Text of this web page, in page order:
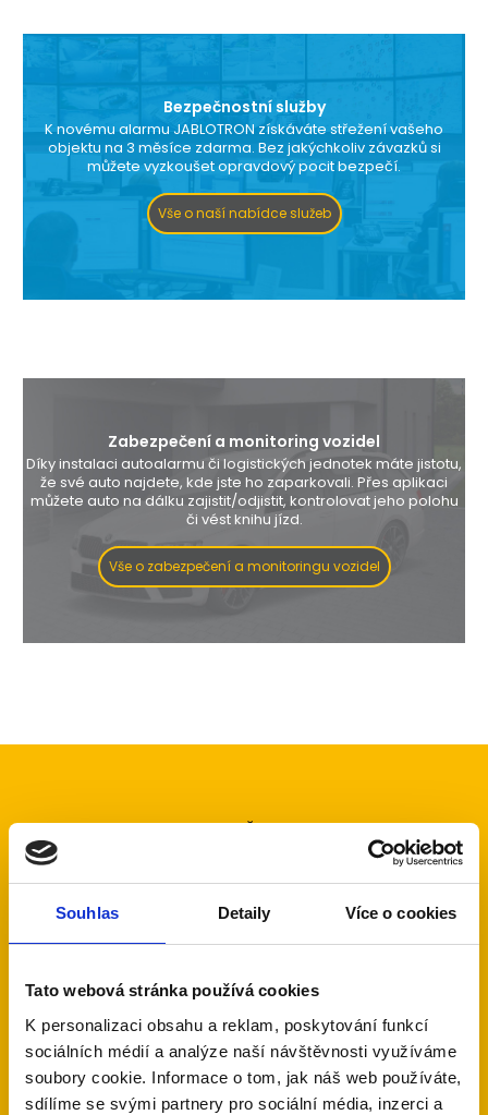
Souhlas Detaily Více o cookies
Tato webová stránka používá cookies
K personalizaci obsahu a reklam, poskytování funkcí
sociálních médií a analýze naší návštěvnosti využíváme
soubory cookie. Informace o tom, jak náš web používáte,
sdílíme se svými partnery pro sociální média, inzerci a
Bezpečnostní služby
K novému alarmu JABLOTRON získáváte střežení vašeho
objektu na 3 měsíce zdarma. Bez jakýchkoliv závazků si
můžete vyzkoušet opravdový pocit bezpečí.
Vše o naší nabídce služeb
Zabezpečení a monitoring vozidel
Díky instalaci autoalarmu či logistických jednotek máte jistotu,
že své auto najdete, kde jste ho zaparkovali. Přes aplikaci
můžete auto na dálku zajistit/odjistit, kontrolovat jeho polohu
či vést knihu jízd.
Vše o zabezpečení a monitoringu vozidel
až
7
s novou instalací alarmu